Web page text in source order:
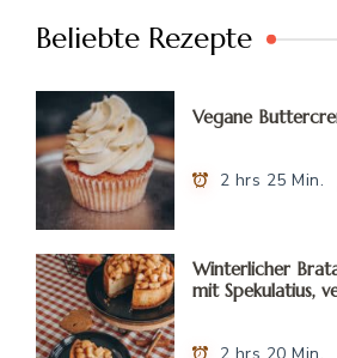
Beliebte Rezepte
Vegane
2 hrs 25 Min.
Winterlicher
mit Spekulatius,